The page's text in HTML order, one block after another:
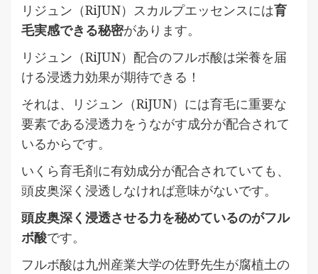
リジュン（RiJUN）スカルプエッセンスには育
毛実感できる秘密があります。
リジュン（RiJUN）配合のフルボ酸は栄養を届
ける浸透力効果が期待できる！
それは、リジュン（RiJUN）には育毛に重要な
要素である浸透力をうながす成分が配合されて
いるからです。
いくら育毛剤に有効成分が配合されていても、
頭皮奥深く浸透しなければ意味がないです。
頭皮奥深く浸透させる力を秘めているのがフル
ボ酸です。
フルボ酸は九州産業大学の佐野先生が腐植土の